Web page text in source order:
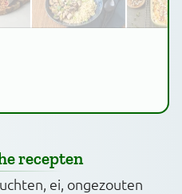
recepten
ei, ongezouten